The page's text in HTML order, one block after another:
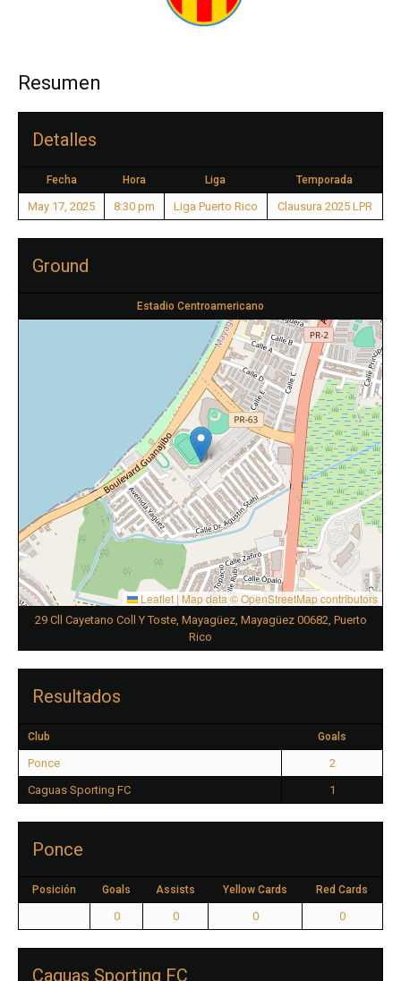
Resumen
Detalles
Fecha Hora Liga Temporada
May 17, 2025 8:30 pm Liga Puerto Rico Clausura 2025 LPR
Ground
Estadio Centroamericano
Leaflet | Map data ©OpenStreetMapcontributors
29 Cll Cayetano Coll Y Toste, Mayagüez, Mayagüez 00682, Puerto
Rico
Resultados
Club Goals
Ponce
2
Caguas Sporting FC
1
Ponce
Posición Goals Assists Yellow Cards Red Cards
0 0 0 0
Caguas Sporting FC